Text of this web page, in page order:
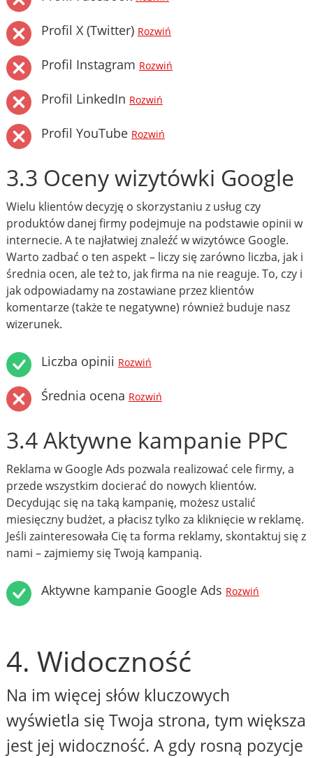
Profil X (Twitter) Rozwiń
Profil Instagram Rozwiń
Profil LinkedIn Rozwiń
Profil YouTube Rozwiń
3.3 Oceny wizytówki Google
Wielu klientów decyzję o skorzystaniu z usług czy
produktów danej firmy podejmuje na podstawie opinii w
internecie. A te najłatwiej znaleźć w wizytówce Google.
Warto zadbać o ten aspekt – liczy się zarówno liczba, jak i
średnia ocen, ale też to, jak firma na nie reaguje. To, czy i
jak odpowiadamy na zostawiane przez klientów
komentarze (także te negatywne) również buduje nasz
wizerunek.
Liczba opinii Rozwiń
Średnia ocena Rozwiń
3.4 Aktywne kampanie PPC
Reklama w Google Ads pozwala realizować cele firmy, a
przede wszystkim docierać do nowych klientów.
Decydując się na taką kampanię, możesz ustalić
miesięczny budżet, a płacisz tylko za kliknięcie w reklamę.
Jeśli zainteresowała Cię ta forma reklamy, skontaktuj się z
nami – zajmiemy się Twoją kampanią.
Aktywne kampanie Google Ads Rozwiń
4. Widoczność
Na im więcej słów kluczowych
wyświetla się Twoja strona, tym większa
jest jej widoczność. A gdy rosną pozycje